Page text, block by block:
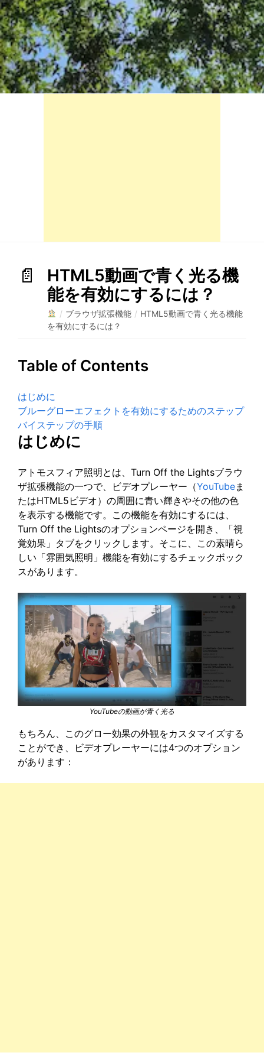
HTML5動画で青く光る機
能を有効にするには？
/ ブラウザ拡張機能 / HTML5動画で青く光る機能
を有効にするには？
Table of Contents
はじめに
ブルーグローエフェクトを有効にするためのステップ
バイステップの手順
はじめに
アトモスフィア照明とは、Turn Off the Lightsブラウ
ザ拡張機能の一つで、ビデオプレーヤー（YouTubeま
たはHTML5ビデオ）の周囲に青い輝きやその他の色
を表示する機能です。この機能を有効にするには、
Turn Off the Lightsのオプションページを開き、「視
覚効果」タブをクリックします。そこに、この素晴ら
しい「雰囲気照明」機能を有効にするチェックボック
スがあります。
YouTubeの動画が青く光る
もちろん、このグロー効果の外観をカスタマイズする
ことができ、ビデオプレーヤーには4つのオプション
があります：